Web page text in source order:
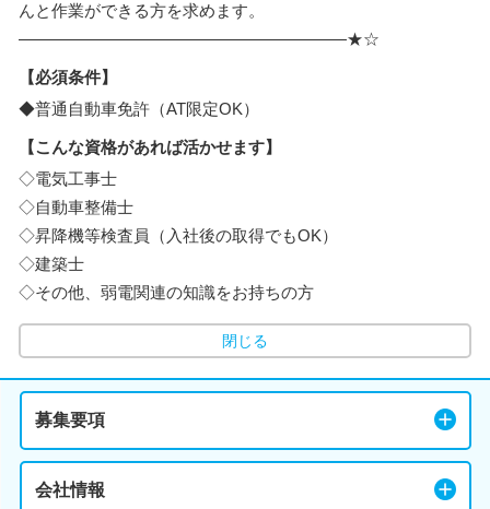
んと作業ができる方を求めます。
――――――――――――――――――――★☆
【必須条件】
◆普通自動車免許（AT限定OK）
【こんな資格があれば活かせます】
◇電気工事士
◇自動車整備士
◇昇降機等検査員（入社後の取得でもOK）
◇建築士
◇その他、弱電関連の知識をお持ちの方
閉じる
募集要項
会社情報